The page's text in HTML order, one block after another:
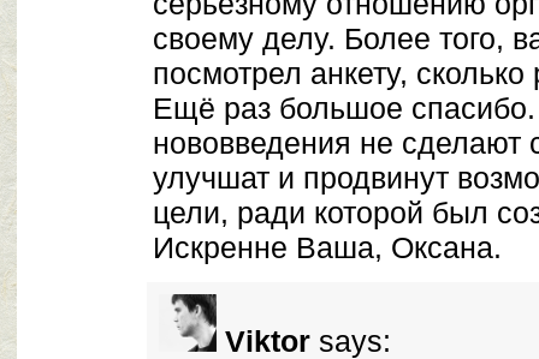
своему делу. Более того,
посмотрел анкету, сколько
Ещё раз большое
нововведения не сделают
улучшат и продвинут
цели, ради которой был
Искренне Ваша, Оксана.
Viktor says: